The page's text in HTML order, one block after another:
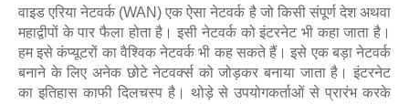
वाइड एरिया नेटवर्क (WAN) एक ऐसा नेटवर्क है जो किसी संपूर्ण देश अथवा
महाद्वीपों के पार फैला होता है। इसी नेटवर्क को इंटरनेट भी कहा जाता है।
हम इसे कंप्यूटरों का वैश्विक नेटवर्क भी कह सकते हैं। इसे एक बड़ा नेटवर्क
बनाने के लिए अनेक छोटे नेटवर्क्स को जोड़कर बनाया जाता है। इंटरनेट
का इतिहास काफी दिलचस्प है। थोड़े से उपयोगकर्ताओं से प्रारंभ करके